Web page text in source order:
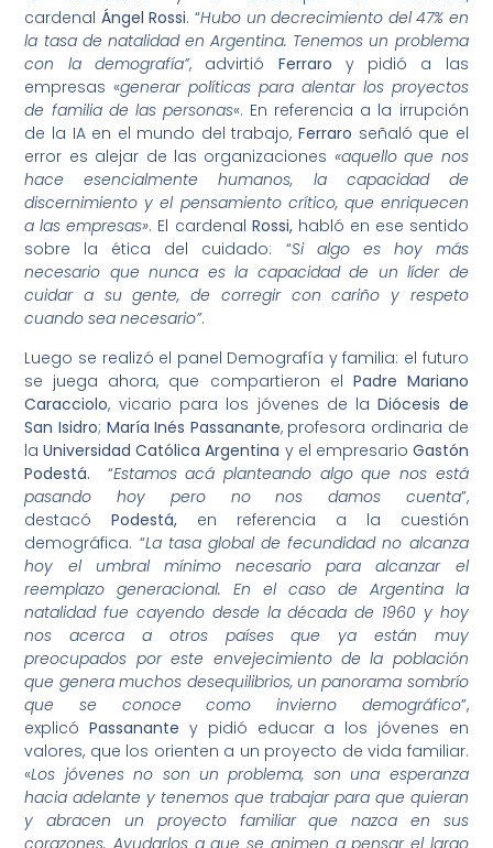
cardenal Ángel Rossi. “Hubo un decrecimiento del 47% en
la tasa de natalidad en Argentina. Tenemos un problema
con la demografía”, advirtió Ferraro y pidió a las
empresas «generar políticas para alentar los proyectos
de familia de las personas«. En referencia a la irrupción
de la IA en el mundo del trabajo, Ferraro señaló que el
error es alejar de las organizaciones «aquello que nos
hace esencialmente humanos, la capacidad de
discernimiento y el pensamiento crítico, que enriquecen
a las empresas». El cardenal Rossi, habló en ese sentido
sobre la ética del cuidado: “Si algo es hoy más
necesario que nunca es la capacidad de un líder de
cuidar a su gente, de corregir con cariño y respeto
cuando sea necesario”.
Luego se realizó el panel Demografía y familia: el futuro
se juega ahora, que compartieron el Padre Mariano
Caracciolo, vicario para los jóvenes de laDiócesis de
San Isidro; María Inés Passanante, profesora ordinaria de
laUniversidad Católica Argentina y el empresario Gastón
Podestá.
“Estamos acá planteando algo que nos está
pasando hoy pero no nos damos cuenta”,
destacóPodestá, en referencia a la cuestión
demográfica. “La tasa global de fecundidad no alcanza
hoy el umbral mínimo necesario para alcanzar el
reemplazo generacional. En el caso de Argentina la
natalidad fue cayendo desde la década de 1960 y hoy
nos acerca a otros países que ya están muy
preocupados por este envejecimiento de la población
que genera muchos desequilibrios, un panorama sombrío
que se conoce como invierno demográfico”,
explicóPassanante y pidió educar a los jóvenes en
valores, que los orienten a un proyecto de vida familiar.
«Los jóvenes no son un problema, son una esperanza
hacia adelante y tenemos que trabajar para que quieran
y abracen un proyecto familiar que nazca en sus
corazones. Ayudarlos a que se animen a pensar el largo